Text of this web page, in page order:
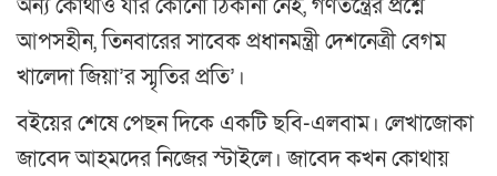
অন্য কোথাও যাঁর কোনো ঠিকানা নেই, গণতন্ত্রের প্রশ্নে
আপসহীন, তিনবারের সাবেক প্রধানমন্ত্রী দেশনেত্রী বেগম
খালেদা জিয়া’র স্মৃতির প্রতি’।
বইয়ের শেষে পেছন দিকে একটি ছবি-এলবাম। লেখাজোকা
জাবেদ আহমদের নিজের স্টাইলে। জাবেদ কখন কোথায়